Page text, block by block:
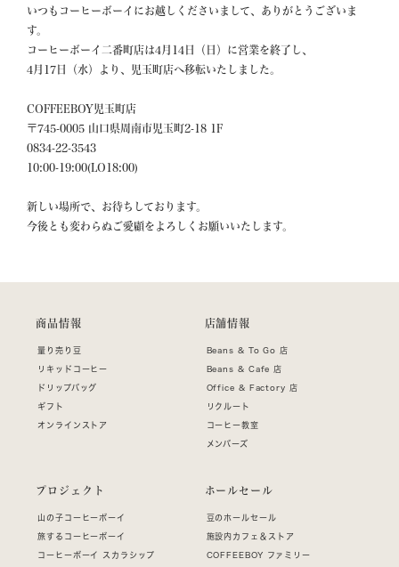
いつもコーヒーボーイにお越しくださいまして、ありがとうございま
す。
コーヒーボーイ二番町店は4月14日（日）に営業を終了し、
4月17日（水）より、児玉町店へ移転いたしました。
COFFEEBOY児玉町店
〒745-0005 山口県周南市児玉町2-18 1F
0834-22-3543
10:00-19:00(LO18:00)
新しい場所で、お待ちしております。
今後とも変わらぬご愛顧をよろしくお願いいたします。
商品情報
量り売り豆
リキッドコーヒー
ドリップバッグ
ギフト
オンラインストア
店舗情報
Beans & To Go 店
Beans & Cafe 店
Office & Factory 店
リクルート
コーヒー教室
メンバーズ
プロジェクト
山の子コーヒーボーイ
旅するコーヒーボーイ
コーヒーボーイ スカラシップ
ホールセール
豆のホールセール
施設内カフェ＆ストア
COFFEEBOY ファミリー